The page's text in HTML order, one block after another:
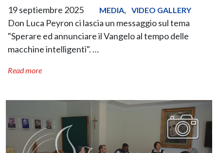
19 septiembre 2025 MEDIA, VIDEO GALLERY
Don Luca Peyron ci lascia un messaggio sul tema
"Sperare ed annunciare il Vangelo al tempo delle
macchine intelligenti". …
Read more